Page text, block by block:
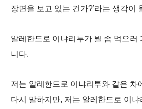
장면을 보고 있는 건가?’라는 생각이
알레한드로 이냐리투가 뭘 좀 먹으러
니다.
저는 알레한드로 이냐리투와 같은 차
다시 말하지만, 저는 알레한드로 이